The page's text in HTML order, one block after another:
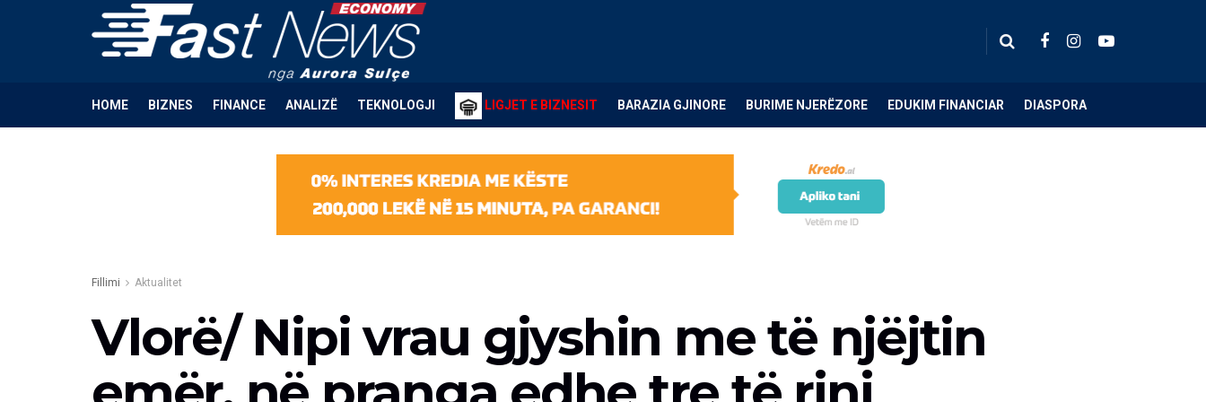
HOME BIZNES FINANCE ANALIZË TEKNOLOGJI LIGJET E BIZNESIT BARAZIA GJINORE BURIME NJERËZORE EDUKIM FINANCIAR DIASPORA
Fillimi Aktualitet
Vlorë/ Nipi vrau gjyshin me të njëjtin